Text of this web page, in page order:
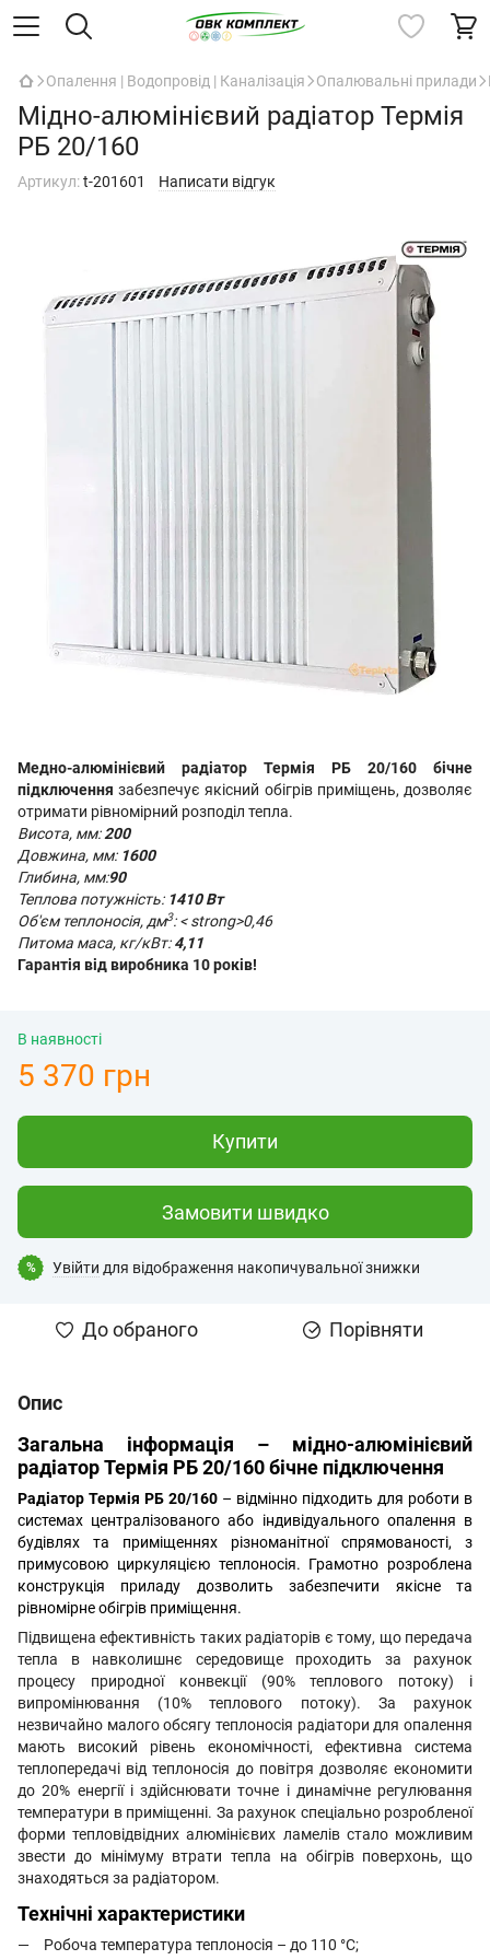
Опалення | Водопровід | Каналізація Опалювальні прилади
Мідно-алюмінієвий радіатор Термія
РБ 20/160
Артикул:t-201601 Написати відгук
Медно-алюмінієвий радіатор Термія РБ 20/160 бічне
підключення забезпечує якісний обігрів приміщень, дозволяє
отримати рівномірний розподіл тепла.
Висота, мм: 200
Довжина, мм:1600
Глибина, мм:90
Теплова потужність:1410 Вт
Об'єм теплоносія, дм3: < strong>0,46
Питома маса, кг/кВт:4,11
Гарантія від виробника 10 років!
В наявності
5 370 грн
Купити
Замовити швидко
% Увійти для відображення накопичувальної знижки
До обраного Порівняти
Опис
Загальна інформація – мідно-алюмінієвий
радіатор Термія РБ 20/160 бічне підключення
Радіатор Термія РБ 20/160 – відмінно підходить для роботи в
системах централізованого або індивідуального опалення в
будівлях та приміщеннях різноманітної спрямованості, з
примусовою циркуляцією теплоносія. Грамотно розроблена
конструкція приладу дозволить забезпечити якісне та
рівномірне обігрів приміщення.
Підвищена ефективність таких радіаторів є тому, що передача
тепла в навколишнє середовище проходить за рахунок
процесу природної конвекції (90% теплового потоку) і
випромінювання (10% теплового потоку). За рахунок
незвичайно малого обсягу теплоносія радіатори для опалення
мають високий рівень економічності, ефективна система
теплопередачі від теплоносія до повітря дозволяє економити
до 20% енергії і здійснювати точне і динамічне регулювання
температури в приміщенні. За рахунок спеціально розробленої
форми тепловідвідних алюмінієвих ламелів стало можливим
звести до мінімуму втрати тепла на обігрів поверхонь, що
знаходяться за радіатором.
Технічні характеристики
Робоча температура теплоносія – до 110 °С;